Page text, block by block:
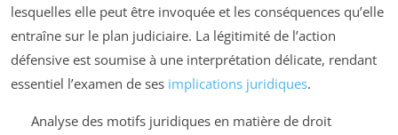
lesquelles elle peut être invoquée et les conséquences qu’elle
entraîne sur le plan judiciaire. La légitimité de l’action
défensive est soumise à une interprétation délicate, rendant
essentiel l’examen de ses implications juridiques.
Analyse des motifs juridiques en matière de droit